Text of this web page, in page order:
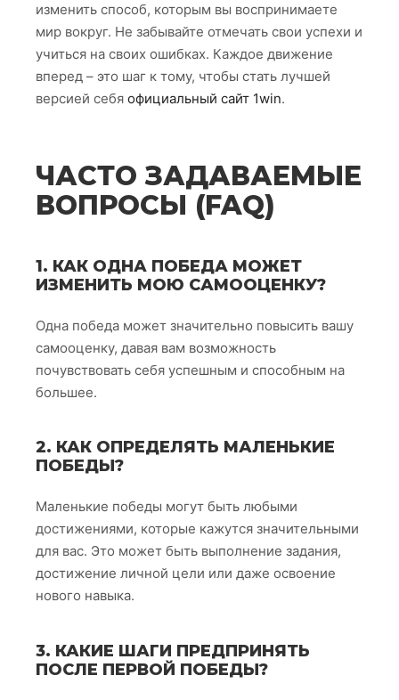
изменить способ, которым вы воспринимаете
мир вокруг. Не забывайте отмечать свои успехи и
учиться на своих ошибках. Каждое движение
вперед – это шаг к тому, чтобы стать лучшей
версией себя официальный сайт 1win.
ЧАСТО ЗАДАВАЕМЫЕ
ВОПРОСЫ (FAQ)
1. КАК ОДНА ПОБЕДА МОЖЕТ
ИЗМЕНИТЬ МОЮ САМООЦЕНКУ?
Одна победа может значительно повысить вашу
самооценку, давая вам возможность
почувствовать себя успешным и способным на
большее.
2. КАК ОПРЕДЕЛЯТЬ МАЛЕНЬКИЕ
ПОБЕДЫ?
Маленькие победы могут быть любыми
достижениями, которые кажутся значительными
для вас. Это может быть выполнение задания,
достижение личной цели или даже освоение
нового навыка.
3. КАКИЕ ШАГИ ПРЕДПРИНЯТЬ
ПОСЛЕ ПЕРВОЙ ПОБЕДЫ?